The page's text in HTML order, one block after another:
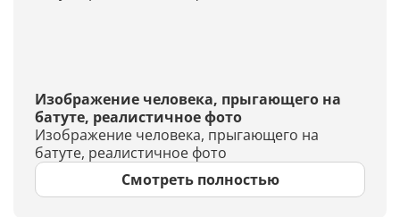
Изображение человека, прыгающего на
батуте, реалистичное фото
Изображение человека, прыгающего на
батуте, реалистичное фото
Смотреть полностью